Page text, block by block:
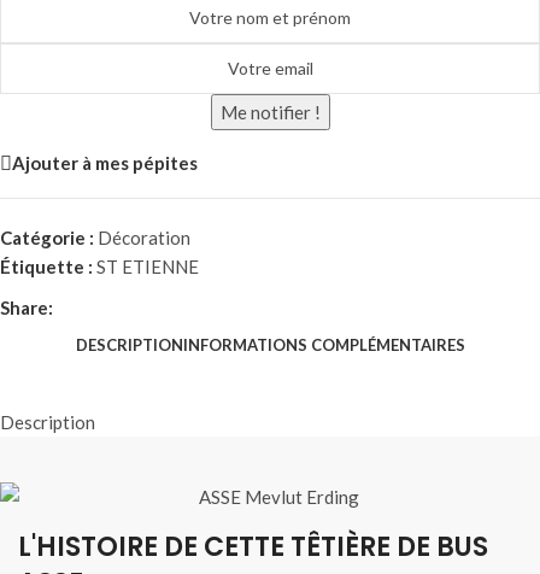
Me notifier !
Ajouter à mes pépites
Catégorie : Décoration
Étiquette : ST ETIENNE
Share:
DESCRIPTIONINFORMATIONS COMPLÉMENTAIRES
Description
L'HISTOIRE DE CETTE TÊTIÈRE DE BUS